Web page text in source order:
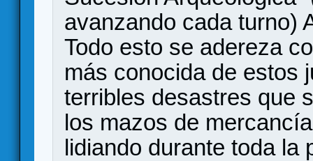
avanzando cada turno)
Todo esto se adereza
más conocida de estos
terribles desastres que
los mazos de
lidiando durante toda la